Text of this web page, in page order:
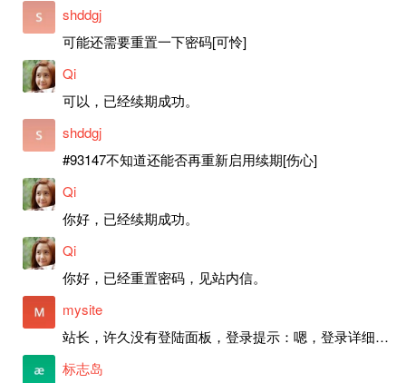
shddgj
可能还需要重置一下密码[可怜]
Qi
可以，已经续期成功。
shddgj
#93147不知道还能否再重新启用续期[伤心]
Qi
你好，已经续期成功。
Qi
你好，已经重置密码，见站内信。
mysite
站长，许久没有登陆面板，登录提示：嗯，登录详细信息似乎不正确。请重试。 网站还可以正常使用。如果是密码问题请帮忙重置一下密码。谢谢。订单号：97790，账号：aa20210950。 站长，提交了工单，你回复续期成功，不过我的问题是面部登陆信息有问题，一直是初始密码，现在无法登陆，有时间麻烦排查一下。
标志岛